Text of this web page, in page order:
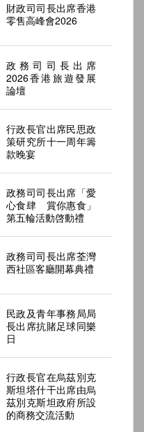
財政司司長出席香港
零售高峰會2026
政務司司長出席
2026香港旅遊發展
論壇
行政長官出席民思政
策研究所十一周年籌
款晚宴
政務司司長出席「愛
心食肆 賞你惠食」
第五輪活動啓動禮
政務司司長出席荃灣
西社區客廳開幕典禮
民政及青年事務局局
長出席抗賭足球同樂
日
行政長官在烏茲別克
斯坦塔什干出席由烏
茲別克斯坦政府所設
的商務交流活動